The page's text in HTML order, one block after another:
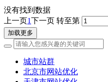
没有找到数据
上一页1下一页 转至第
加载更多
城市站群
北京市网站优化